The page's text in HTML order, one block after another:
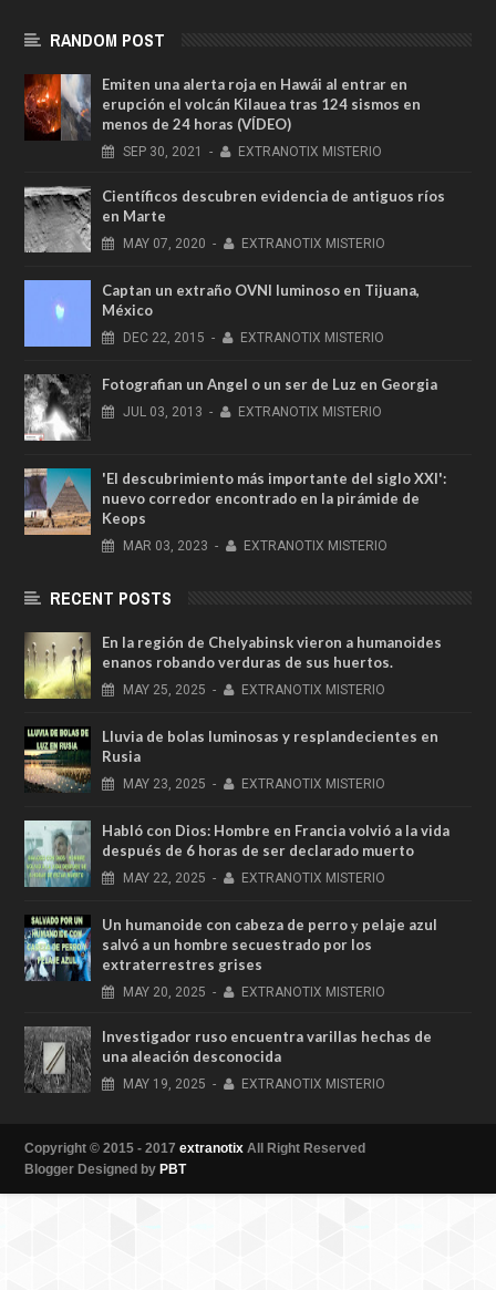
RANDOM POST
Emiten una alerta roja en Hawái al entrar en
erupción el volcán Kilauea tras 124 sismos en
menos de 24 horas (VÍDEO)
SEP 30, 2021 - EXTRANOTIX MISTERIO
Científicos descubren evidencia de antiguos ríos
en Marte
MAY 07, 2020 - EXTRANOTIX MISTERIO
Captan un extraño OVNI luminoso en Tijuana,
México
DEC 22, 2015 - EXTRANOTIX MISTERIO
Fotografian un Angel o un ser de Luz en Georgia
JUL 03, 2013 - EXTRANOTIX MISTERIO
'El descubrimiento más importante del siglo XXI':
nuevo corredor encontrado en la pirámide de
Keops
MAR 03, 2023 - EXTRANOTIX MISTERIO
RECENT POSTS
En la región de Chelyabinsk vieron a humanoides
enanos robando verduras de sus huertos.
MAY 25, 2025 - EXTRANOTIX MISTERIO
Lluvia de bolas luminosas y resplandecientes en
Rusia
MAY 23, 2025 - EXTRANOTIX MISTERIO
Habló con Dios: Hombre en Francia volvió a la vida
después de 6 horas de ser declarado muerto
MAY 22, 2025 - EXTRANOTIX MISTERIO
Un humanoide con cabeza de perro у pelaje azul
salvó a un hombre secuestrado por los
extraterrestres grises
MAY 20, 2025 - EXTRANOTIX MISTERIO
Investigador ruso encuentra varillas hechas de
una aleación desconocida
MAY 19, 2025 - EXTRANOTIX MISTERIO
Copyright © 2015 - 2017 extranotix All Right Reserved
Blogger Designed by PBT